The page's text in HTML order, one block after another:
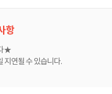
항
★
지연될 수 있습니다.